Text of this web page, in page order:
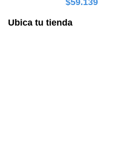
$59.139
Ubica tu tienda